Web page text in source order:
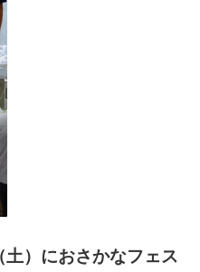
）におさかなフェス